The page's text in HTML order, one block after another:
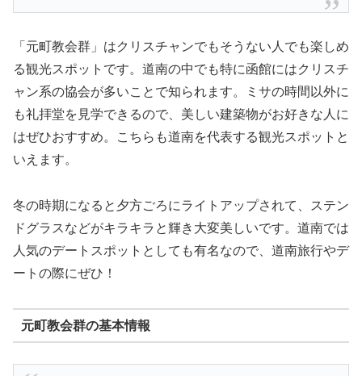
「元町教会群」はクリスチャンでもそうない人でも楽しめ
る観光スポットです。道南の中でも特に函館にはクリスチ
ャン系の協会が多いことで知られます。ミサの時間以外に
も礼拝堂を見学できるので、美しい建築物がお好きな人に
はぜひおすすめ。こちらも道南を代表する観光スポットと
いえます。
冬の時期になると夕方ごろにライトアップされて、ステン
ドグラスなどがキラキラと輝き大変美しいです。道南では
人気のデートスポットとしても有名なので、道南旅行やデ
ートの際にぜひ！
元町教会群の基本情報